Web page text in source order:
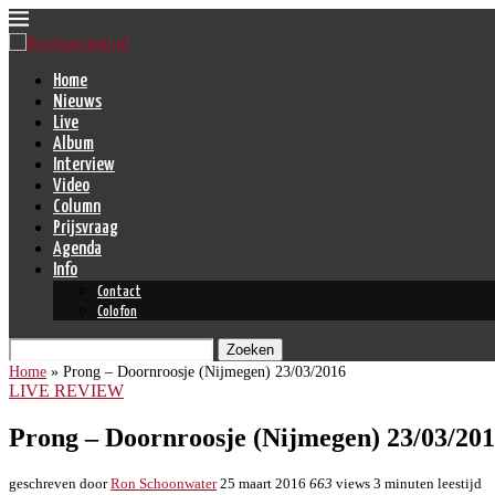
Home
Nieuws
Live
Album
Interview
Video
Column
Prijsvraag
Agenda
Info
Contact
Colofon
Zoeken
Home » Prong – Doornroosje (Nijmegen) 23/03/2016
LIVE REVIEW
Prong – Doornroosje (Nijmegen) 23/03/
geschreven doorRon Schoonwater 25 maart 2016 663 views 3 minuten leestijd